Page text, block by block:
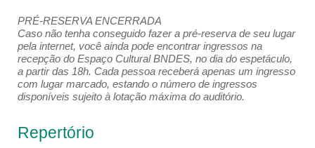
PRÉ-RESERVA ENCERRADA
Caso não tenha conseguido fazer a pré-reserva de seu lugar
pela internet, você ainda pode encontrar ingressos na
recepção do Espaço Cultural BNDES, no dia do espetáculo,
a partir das 18h. Cada pessoa receberá apenas um ingresso
com lugar marcado, estando o número de ingressos
disponíveis sujeito à lotação máxima do auditório.
Repertório